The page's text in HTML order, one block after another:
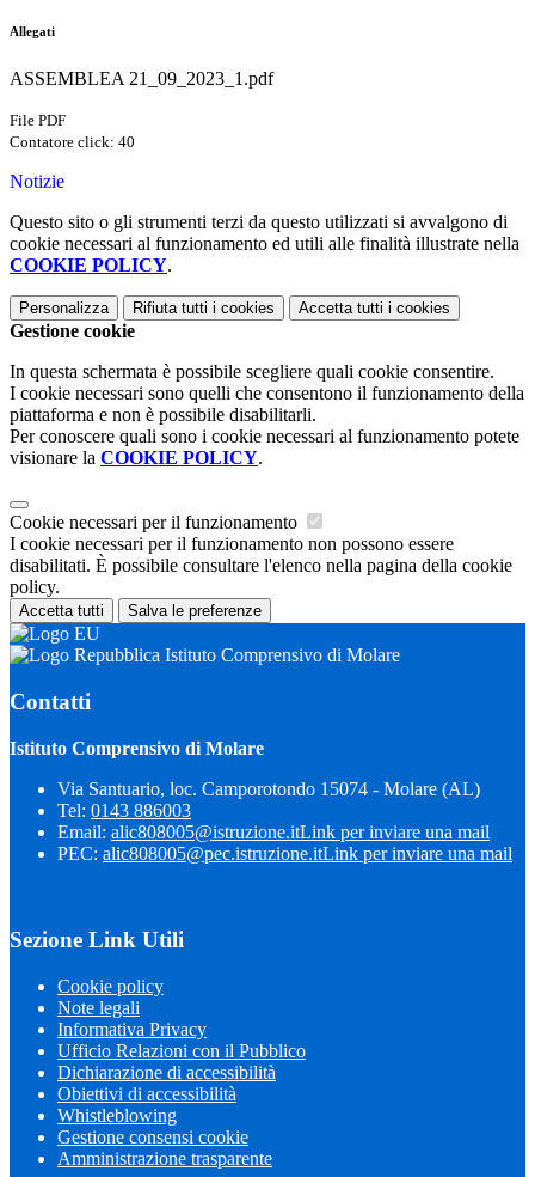
Allegati
ASSEMBLEA 21_09_2023_1.pdf
File PDF
Contatore click: 40
Notizie
Questo sito o gli strumenti terzi da questo utilizzati si avvalgono di
cookie necessari al funzionamento ed utili alle finalità illustrate nella
COOKIE POLICY.
Personalizza Rifiuta tutti i cookies Accetta tutti i cookies
Gestione cookie
In questa schermata è possibile scegliere quali cookie consentire.
I cookie necessari sono quelli che consentono il funzionamento della
piattaforma e non è possibile disabilitarli.
Per conoscere quali sono i cookie necessari al funzionamento potete
visionare la COOKIE POLICY.
Cookie necessari per il funzionamento
I cookie necessari per il funzionamento non possono essere
disabilitati. È possibile consultare l'elenco nella pagina della cookie
policy.
Accetta tutti Salva le preferenze
Istituto Comprensivo di Molare
Contatti
Istituto Comprensivo di Molare
Via Santuario, loc. Camporotondo 15074 - Molare (AL)
Tel: 0143 886003
Email: alic808005@istruzione.itLink per inviare una mail
PEC: alic808005@pec.istruzione.itLink per inviare una mail
Sezione Link Utili
Cookie policy
Note legali
Informativa Privacy
Ufficio Relazioni con il Pubblico
Dichiarazione di accessibilità
Obiettivi di accessibilità
Whistleblowing
Gestione consensi cookie
Amministrazione trasparente